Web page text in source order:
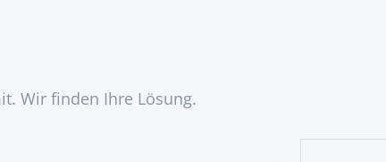
Wir finden Ihre Lösung.